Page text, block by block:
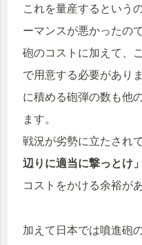
これを量産するという
ーマンスが悪かったので
砲のコストに加えて、
で用意する必要があり
に積める砲弾の数も他
ます。
戦況が劣勢に立たされ
辺りに適当に撃っとけ」
コストをかける余裕が
加えて日本では噴進砲